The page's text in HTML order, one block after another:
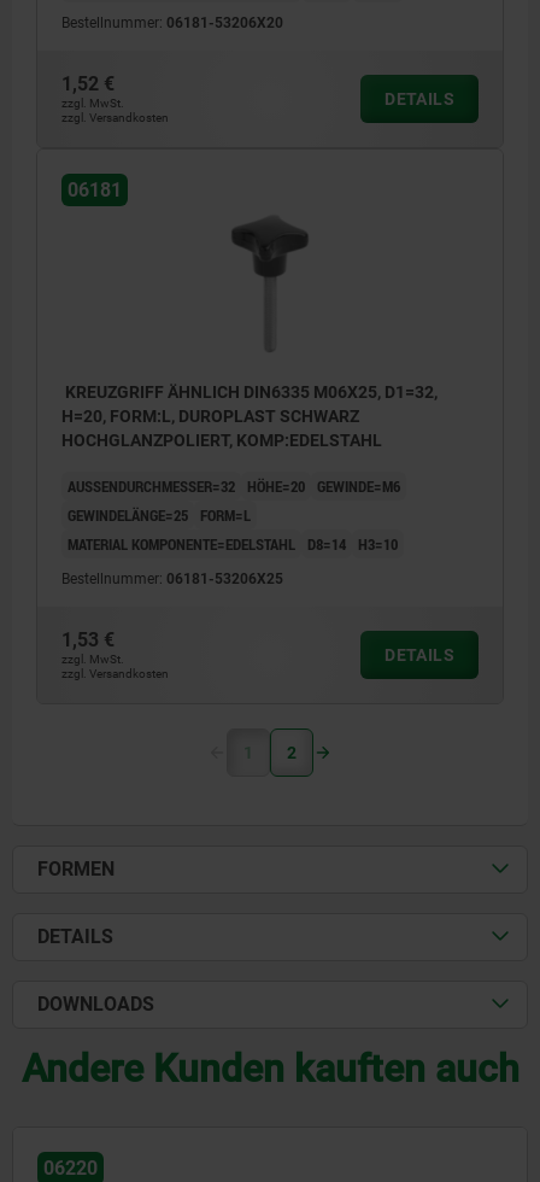
Bestellnummer: 06181-53206X20
1,52 €
zzgl. MwSt.
zzgl. Versandkosten
DETAILS
06181
KREUZGRIFF ÄHNLICH DIN6335 M06X25, D1=32,
H=20, FORM:L, DUROPLAST SCHWARZ
HOCHGLANZPOLIERT, KOMP:EDELSTAHL
AUSSENDURCHMESSER=32 HÖHE=20
GEWINDE=M6
GEWINDELÄNGE=25
FORM=L
MATERIAL KOMPONENTE=EDELSTAHL
D8=14 H3=10
Bestellnummer: 06181-53206X25
1,53 €
zzgl. MwSt.
zzgl. Versandkosten
DETAILS
1 2
FORMEN
DETAILS
DOWNLOADS
Andere Kunden kauften auch
06220